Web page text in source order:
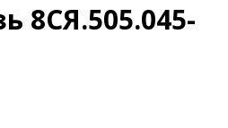
8СЯ.505.045-